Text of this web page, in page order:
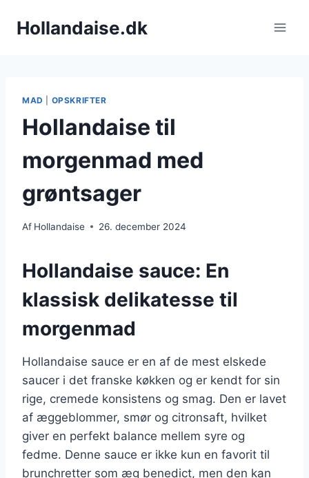
Hollandaise.dk
MAD OPSKRIFTER
Hollandaise til
morgenmad med
grøntsager
Af Hollandaise 26. december 2024
Hollandaise sauce: En
klassisk delikatesse til
morgenmad
Hollandaise sauce er en af de mest elskede
saucer i det franske køkken og er kendt for sin
rige, cremede konsistens og smag. Den er lavet
af æggeblommer, smør og citronsaft, hvilket
giver en perfekt balance mellem syre og
fedme. Denne sauce er ikke kun en favorit til
brunchretter som æg benedict, men den kan